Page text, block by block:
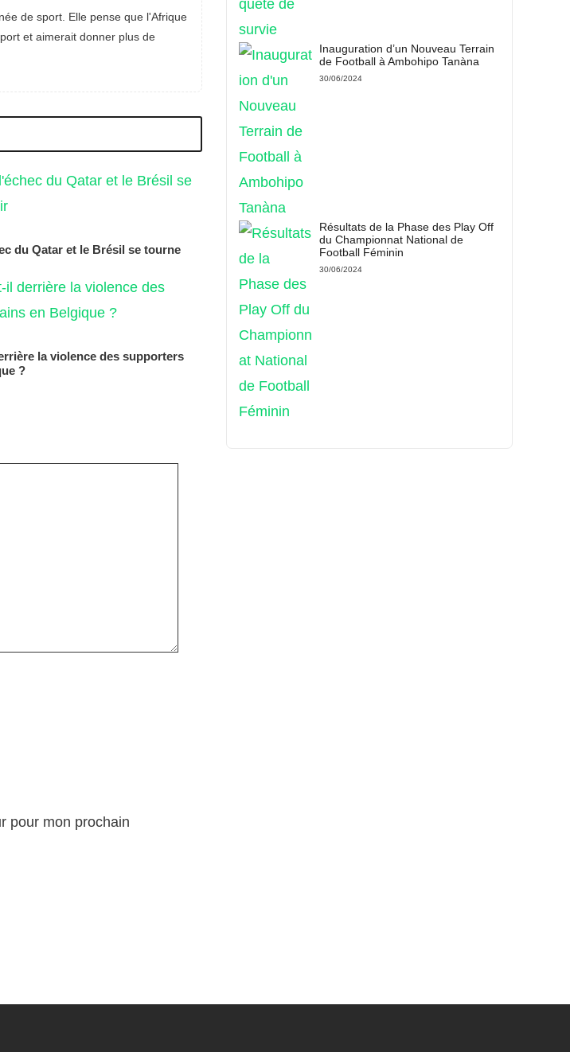
de sport. Elle pense que l'Afrique
et aimerait donner plus de
du Qatar et le Brésil se tourne
la violence des supporters
?
pour mon prochain
Inauguration d’un Nouveau Terrain
de Football à Ambohipo Tanàna
30/06/2024
Résultats de la Phase des Play Off
du Championnat National de
Football Féminin
30/06/2024